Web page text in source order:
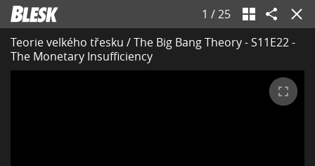
1 /25
Teorie velkého třesku / The Big Bang Theory - S11E22 -
The Monetary Insufficiency